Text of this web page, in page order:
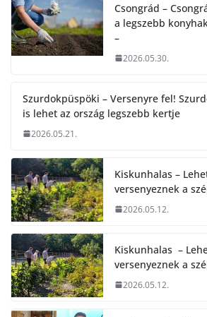
Csongrád –
a legszebb
–
2026.05.30.
Szurdokpüspöki – Versenyre fel!
is lehet az ország legszebb kertje
2026.05.21.
Kiskunhalas –
versenyeznek a
2026.05.12.
Kiskunhalas –
versenyeznek a
2026.05.12.